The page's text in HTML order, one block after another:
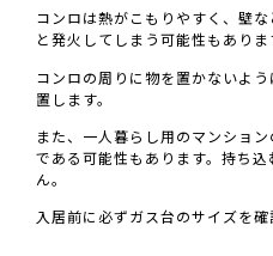
コンロは熱がこもりやすく、壁
と発火してしまう可能性もありま
コンロの周りに物を置かないよ
置します。
また、一人暮らし用のマンショ
である可能性もあります。持ち
ん。
入居前に必ずガス台のサイズを確